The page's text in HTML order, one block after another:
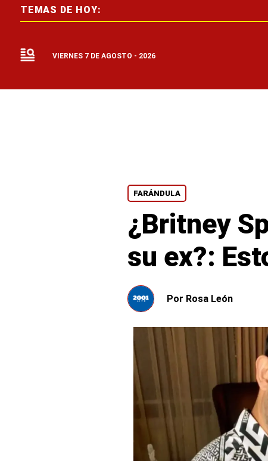
FARÁNDULA
¿Britney
su ex?:
Por Rosa León
TEMAS DE HOY:
VIERNES 7 DE AGOSTO - 2026